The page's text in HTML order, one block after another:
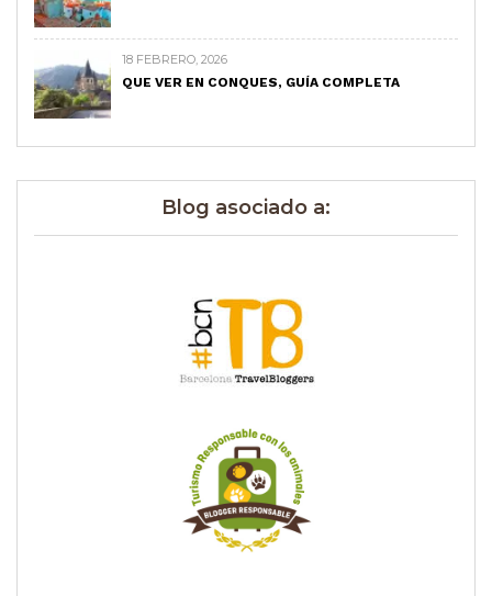
18 FEBRERO, 2026
QUE VER EN CONQUES, GUÍA COMPLETA
Blog asociado a: